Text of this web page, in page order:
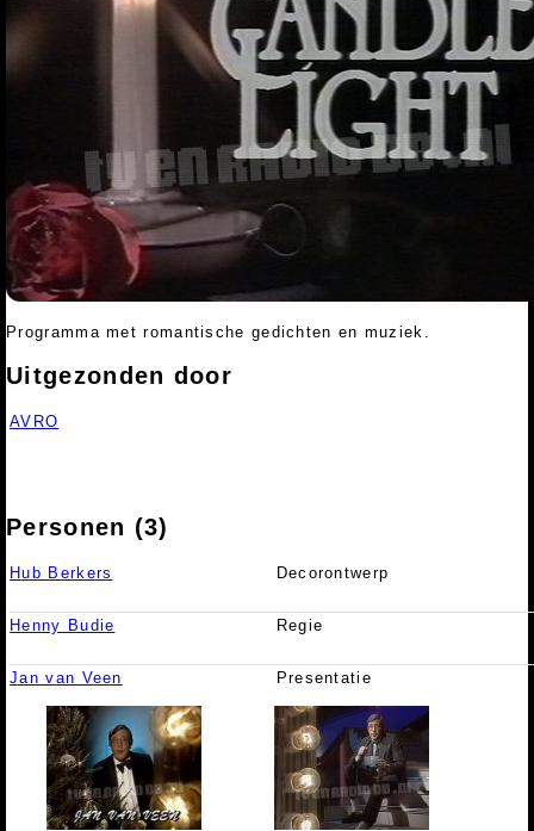
Programma met romantische gedichten en muziek.
Uitgezonden door
AVRO
Personen (3)
Hub Berkers Decorontwerp
Henny Budie Regie
Jan van Veen Presentatie